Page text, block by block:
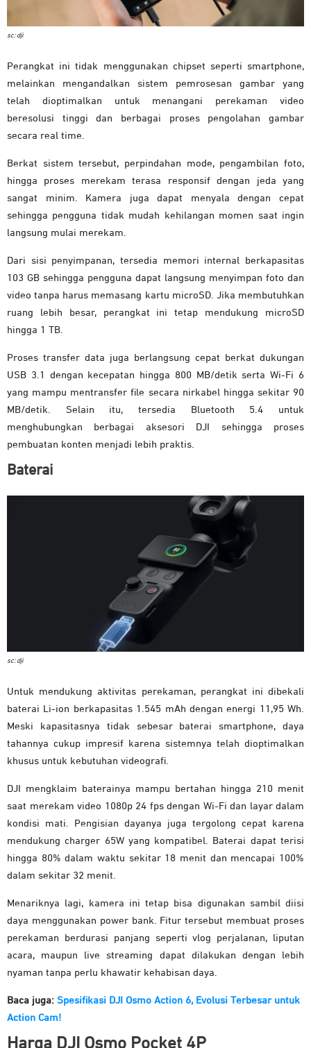
sc: dji
Perangkat ini tidak menggunakan chipset seperti smartphone,
melainkan mengandalkan sistem pemrosesan gambar yang
telah dioptimalkan untuk menangani perekaman video
beresolusi tinggi dan berbagai proses pengolahan gambar
secara real time.
Berkat sistem tersebut, perpindahan mode, pengambilan foto,
hingga proses merekam terasa responsif dengan jeda yang
sangat minim. Kamera juga dapat menyala dengan cepat
sehingga pengguna tidak mudah kehilangan momen saat ingin
langsung mulai merekam.
Dari sisi penyimpanan, tersedia memori internal berkapasitas
103 GB sehingga pengguna dapat langsung menyimpan foto dan
video tanpa harus memasang kartu microSD. Jika membutuhkan
ruang lebih besar, perangkat ini tetap mendukung microSD
hingga 1 TB.
Proses transfer data juga berlangsung cepat berkat dukungan
USB 3.1 dengan kecepatan hingga 800 MB/detik serta Wi-Fi 6
yang mampu mentransfer file secara nirkabel hingga sekitar 90
MB/detik. Selain itu, tersedia Bluetooth 5.4 untuk
menghubungkan berbagai aksesori DJI sehingga proses
pembuatan konten menjadi lebih praktis.
Baterai
sc: dji
Untuk mendukung aktivitas perekaman, perangkat ini dibekali
baterai Li-ion berkapasitas 1.545 mAh dengan energi 11,95 Wh.
Meski kapasitasnya tidak sebesar baterai smartphone, daya
tahannya cukup impresif karena sistemnya telah dioptimalkan
khusus untuk kebutuhan videografi.
DJI mengklaim baterainya mampu bertahan hingga 210 menit
saat merekam video 1080p 24 fps dengan Wi-Fi dan layar dalam
kondisi mati. Pengisian dayanya juga tergolong cepat karena
mendukung charger 65W yang kompatibel. Baterai dapat terisi
hingga 80% dalam waktu sekitar 18 menit dan mencapai 100%
dalam sekitar 32 menit.
Menariknya lagi, kamera ini tetap bisa digunakan sambil diisi
daya menggunakan power bank. Fitur tersebut membuat proses
perekaman berdurasi panjang seperti vlog perjalanan, liputan
acara, maupun live streaming dapat dilakukan dengan lebih
nyaman tanpa perlu khawatir kehabisan daya.
Baca juga: Spesifikasi DJI Osmo Action 6, Evolusi Terbesar untuk
Action Cam!
Harga DJI Osmo Pocket 4P